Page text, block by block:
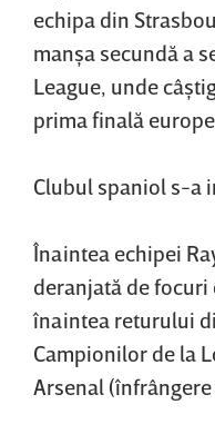
echipa din
manşa secundă a
League, unde
prima finală
Clubul spaniol s-a
Înaintea echipei
deranjată de
înaintea returului
Campionilor de la
Arsenal (înfrângere